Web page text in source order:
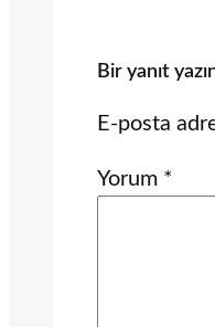
Bir yanıt
E-posta
Yorum *